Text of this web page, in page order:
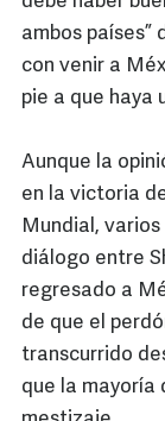
ambos países”
con venir a
pie a que haya
Aunque la
en la victoria
Mundial,
diálogo entre
regresado a
de que el
transcurrido
que la mayoría